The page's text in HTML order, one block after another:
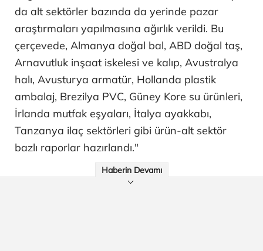
da alt sektörler bazında da yerinde pazar
araştırmaları yapılmasına ağırlık verildi. Bu
çerçevede, Almanya doğal bal, ABD doğal taş,
Arnavutluk inşaat iskelesi ve kalıp, Avustralya
halı, Avusturya armatür, Hollanda plastik
ambalaj, Brezilya PVC, Güney Kore su ürünleri,
İrlanda mutfak eşyaları, İtalya ayakkabı,
Tanzanya ilaç sektörleri gibi ürün-alt sektör
bazlı raporlar hazırlandı."
Haberin Devamı